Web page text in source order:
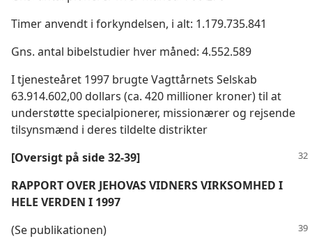
Timer anvendt i forkyndelsen, i alt: 1.179.735.841
Gns. antal bibelstudier hver måned: 4.552.589
I tjenesteåret 1997 brugte Vagttårnets Selskab
63.914.602,00 dollars (ca. 420 millioner kroner) til at
understøtte specialpionerer, missionærer og rejsende
tilsynsmænd i deres tildelte distrikter
[Oversigt på side 32-39]
RAPPORT OVER JEHOVAS VIDNERS VIRKSOMHED I
HELE VERDEN I 1997
(Se publikationen)